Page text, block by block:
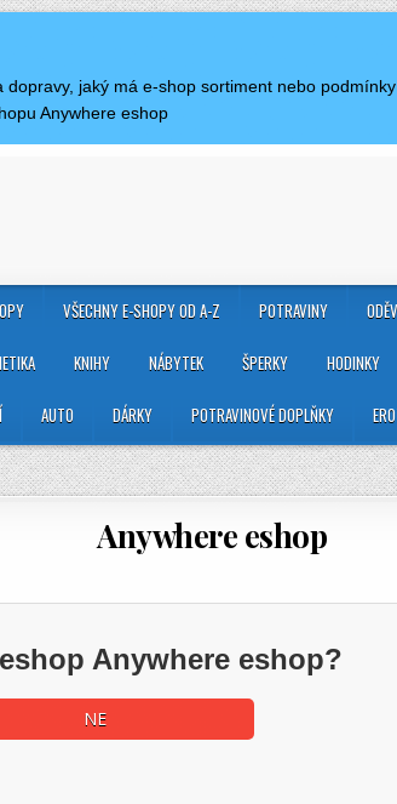
jaký má e-shop sortiment nebo
Anywhere eshop
VŠECHNY E-SHOPY OD A-Z POTRAVINY
KNIHY NÁBYTEK ŠPERKY HODINKY
AUTO DÁRKY POTRAVINOVÉ DOPLŇKY
Anywhere eshop
Anywhere eshop?
NE